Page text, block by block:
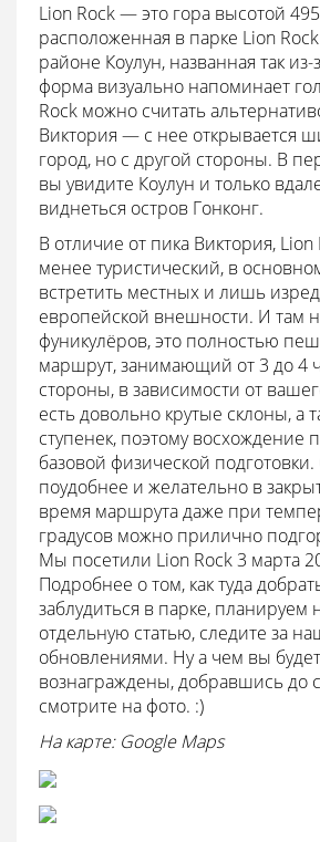
Lion Rock — это гора высотой
расположенная в парке Lion
районе Коулун, названная так из-
форма визуально напоминает
Rock можно считать
Виктория — с нее открывается
город, но с другой стороны. В
вы увидите Коулун и только
виднеться остров Гонконг.
В отличие от пика Виктория, Lion
менее туристический, в
встретить местных и лишь
европейской внешности. И там
фуникулёров, это полностью
маршрут, занимающий от 3 до 4
стороны, в зависимости от
есть довольно крутые склоны, а
ступенек, поэтому восхождение
базовой физической подготовки.
поудобнее и желательно в
время маршрута даже при
градусов можно прилично
Мы посетили Lion Rock 3 марта
Подробнее о том, как туда
заблудиться в парке, планируем
отдельную статью, следите за
обновлениями. Ну а чем вы
вознаграждены, добравшись до
смотрите на фото. :)
На карте: Google Maps